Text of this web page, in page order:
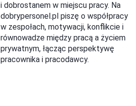
i dobrostanem w miejscu pracy. Na
dobrypersonel.pl piszę o współpracy
w zespołach, motywacji, konflikcie i
równowadze między pracą a życiem
prywatnym, łącząc perspektywę
pracownika i pracodawcy.